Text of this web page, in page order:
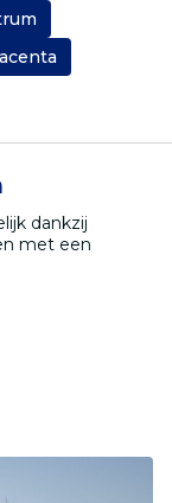
dankzij
met een